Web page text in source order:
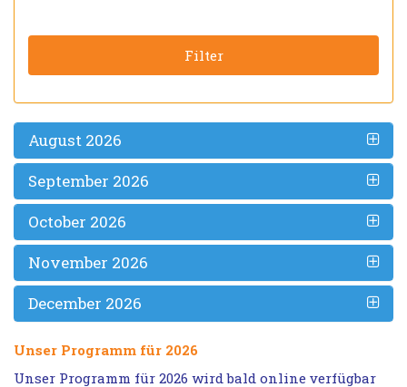
Filter
August 2026
September 2026
October 2026
November 2026
December 2026
Unser Programm für 2026
Unser Programm für 2026 wird bald online verfügbar